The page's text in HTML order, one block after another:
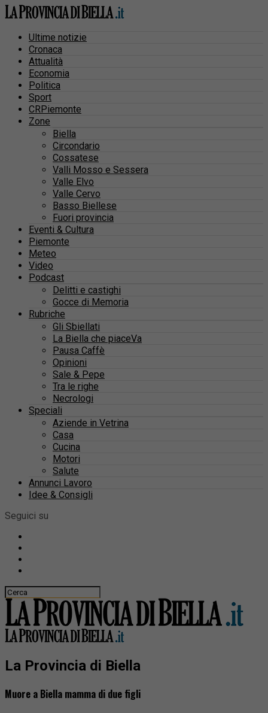
Ultime notizie
Cronaca
Attualità
Economia
Politica
Sport
CRPiemonte
Zone
Biella
Circondario
Cossatese
Valli Mosso e Sessera
Valle Elvo
Valle Cervo
Basso Biellese
Fuori provincia
Eventi & Cultura
Piemonte
Meteo
Video
Podcast
Delitti e castighi
Gocce di Memoria
Rubriche
Gli Sbiellati
La Biella che piaceVa
Pausa Caffè
Opinioni
Sale & Pepe
Tra le righe
Necrologi
Speciali
Aziende in Vetrina
Casa
Cucina
Motori
Salute
Annunci Lavoro
Idee & Consigli
Seguici su
La Provincia di Biella
Muore a Biella mamma di due figli